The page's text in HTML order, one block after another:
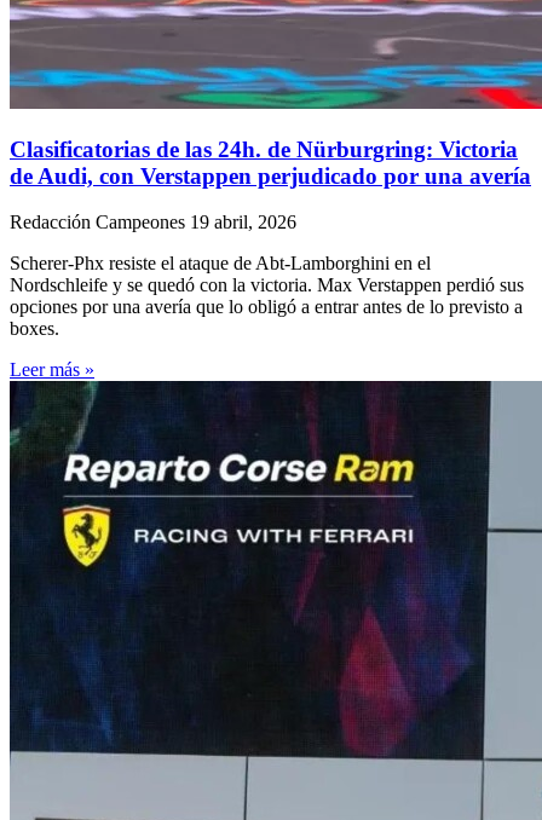
Clasificatorias de las 24h. de Nürburgring: Victoria
de Audi, con Verstappen perjudicado por una avería
Redacción Campeones 19 abril, 2026
Scherer-Phx resiste el ataque de Abt-Lamborghini en el
Nordschleife y se quedó con la victoria. Max Verstappen perdió sus
opciones por una avería que lo obligó a entrar antes de lo previsto a
boxes.
Leer más »